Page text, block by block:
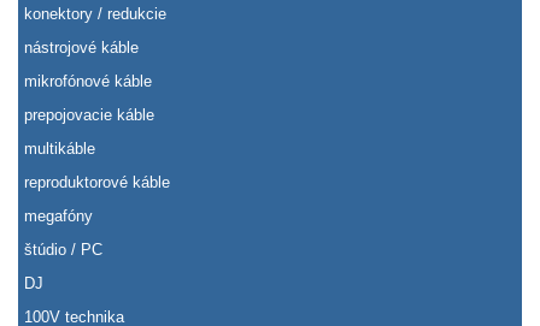
konektory / redukcie
nástrojové káble
mikrofónové káble
prepojovacie káble
multikáble
reproduktorové káble
megafóny
štúdio / PC
DJ
100V technika